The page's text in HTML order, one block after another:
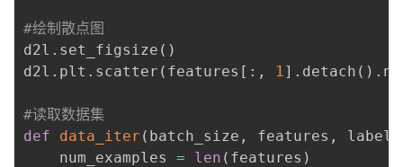
#绘制散点图
d2l . set_figsize ( )
d2l . plt . scatter ( features [ : , 1 ] . detach ( ) .
#读取数据集
def
data_iter ( batch_size , features , labels
    num_examples
= len ( features )